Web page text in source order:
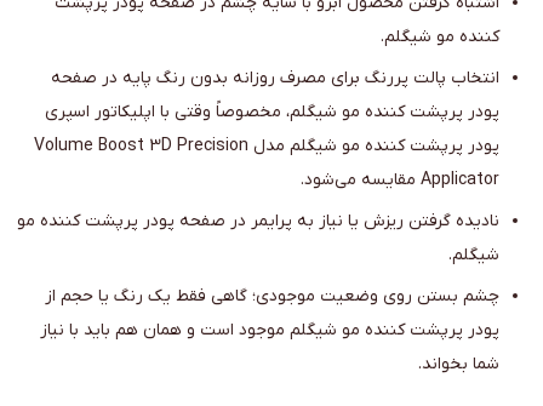
کننده مو شیگلم.
انتخاب پالت پررنگ برای مصرف روزانه بدون رنگ پایه در صفحه
پودر پرپشت کننده مو شیگلم، مخصوصاً وقتی با اپلیکاتور اسپری
پودر پرپشت کننده مو شیگلم مدل Volume Boost 3D Precision
Applicator مقایسه می‌شود.
نادیده گرفتن ریزش یا نیاز به پرایمر در صفحه پودر پرپشت کننده مو
شیگلم.
چشم بستن روی وضعیت موجودی؛ گاهی فقط یک رنگ یا حجم از
پودر پرپشت کننده مو شیگلم موجود است و همان هم باید با نیاز
شما بخواند.